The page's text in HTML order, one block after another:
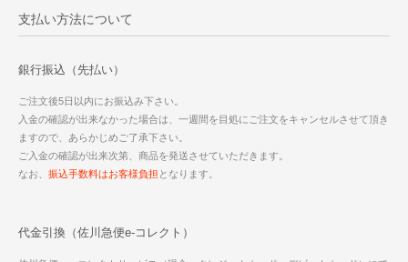
支払い方法について
銀行振込（先払い）
ご注文後5日以内にお振込み下さい。
入金の確認が出来なかった場合は、一週間を目処にご注文をキャンセルさせて頂き
ますので、あらかじめご了承下さい。
ご入金の確認が出来次第、商品を発送させていただきます。
なお、 振込手数料はお客様負担 となります。
代金引換（佐川急便e-コレクト）